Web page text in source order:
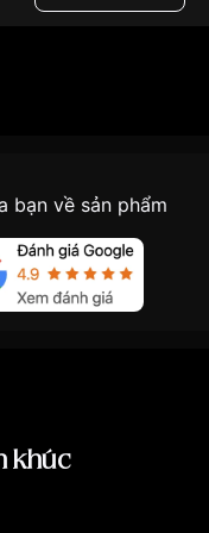
7.5mm
bạn về sản phẩm
khúc